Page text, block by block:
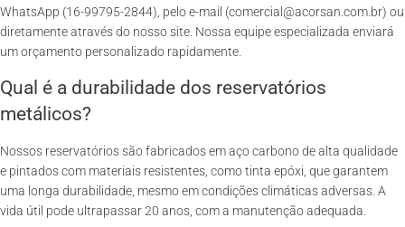
WhatsApp (16-99795-2844), pelo e-mail (comercial@acorsan.com.br) ou
diretamente através do nosso site. Nossa equipe especializada enviará
um orçamento personalizado rapidamente.
Qual é a durabilidade dos reservatórios
metálicos?
Nossos reservatórios são fabricados em aço carbono de alta qualidade
e pintados com materiais resistentes, como tinta epóxi, que garantem
uma longa durabilidade, mesmo em condições climáticas adversas. A
vida útil pode ultrapassar 20 anos, com a manutenção adequada.